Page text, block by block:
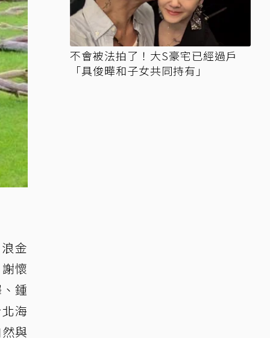
金
懷
鍾
海
與
不會被法拍了！大S豪宅已經過戶
「具俊曄和子女共同持有」